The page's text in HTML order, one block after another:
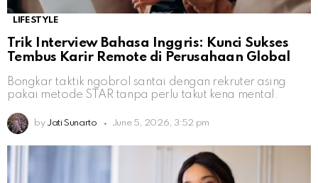
LIFESTYLE
Trik Interview Bahasa Inggris: Kunci Sukses
Tembus Karir Remote di Perusahaan Global
Bongkar taktik ngobrol santai dengan rekruter asing
pakai metode STAR tanpa perlu takut kena mental.
by Jati Sunarto June 5, 2026, 3:52 pm